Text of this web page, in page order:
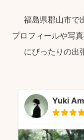
福島県郡山市で
プロフィールや写
にぴったりの出
Yuki